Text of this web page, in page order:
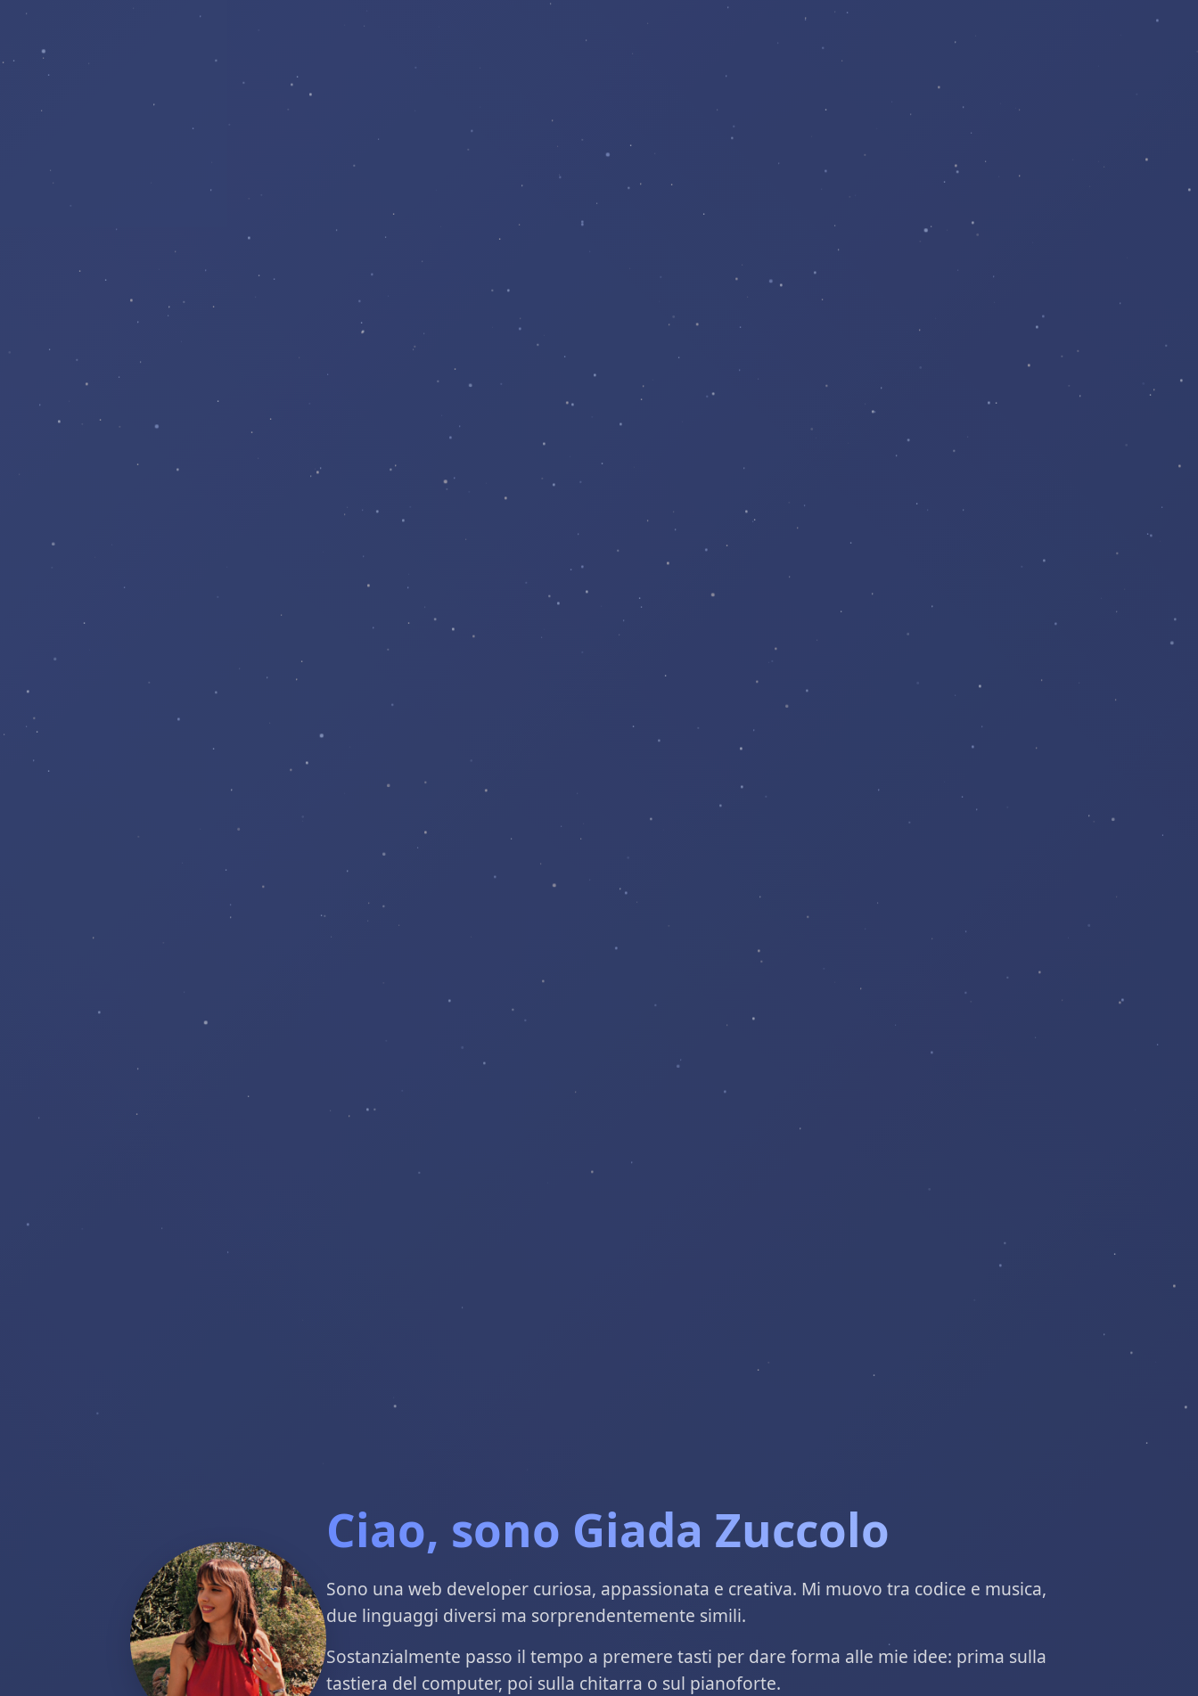
Ciao, sono Giada Zuccolo
Sono una web developer curiosa, appassionata e creativa. Mi muovo tra codice e musica,
due linguaggi diversi ma sorprendentemente simili.
Sostanzialmente passo il tempo a premere tasti per dare forma alle mie idee: prima sulla
tastiera del computer, poi sulla chitarra o sul pianoforte.